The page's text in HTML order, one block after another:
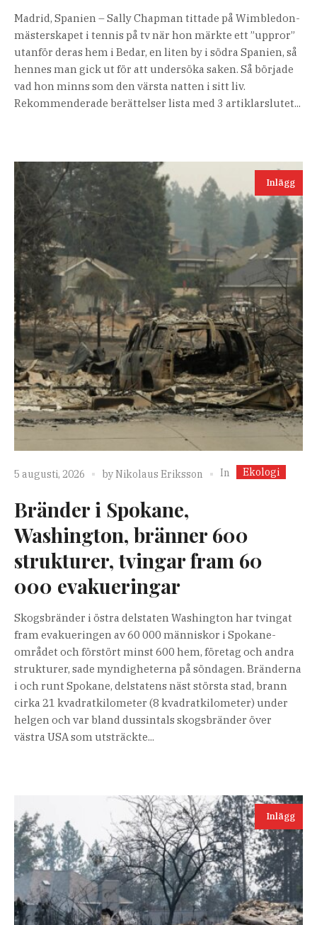
Madrid, Spanien – Sally Chapman tittade på Wimbledon-
mästerskapet i tennis på tv när hon märkte ett ”uppror”
utanför deras hem i Bedar, en liten by i södra Spanien, så
hennes man gick ut för att undersöka saken. Så började
vad hon minns som den värsta natten i sitt liv.
Rekommenderade berättelser lista med 3 artiklarslutet...
Inlägg
5 augusti, 2026 byNikolaus Eriksson In Ekologi
Bränder i Spokane,
Washington, bränner 600
strukturer, tvingar fram 60
000 evakueringar
Skogsbränder i östra delstaten Washington har tvingat
fram evakueringen av 60 000 människor i Spokane-
området och förstört minst 600 hem, företag och andra
strukturer, sade myndigheterna på söndagen. Bränderna
i och runt Spokane, delstatens näst största stad, brann
cirka 21 kvadratkilometer (8 kvadratkilometer) under
helgen och var bland dussintals skogsbränder över
västra USA som utsträckte...
Inlägg